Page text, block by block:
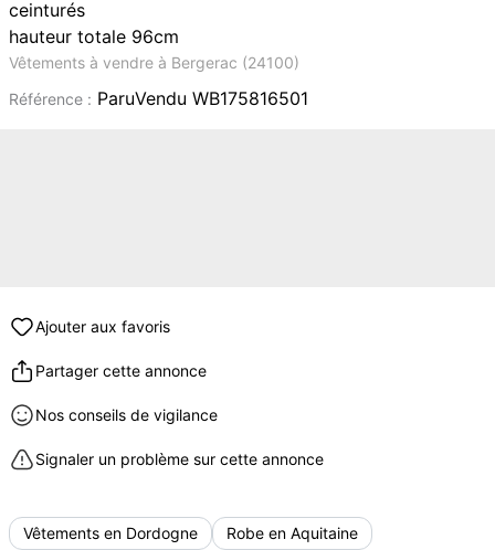
ceinturés
hauteur totale 96cm
Vêtements à vendre à Bergerac (24100)
Référence : ParuVendu WB175816501
Ajouter aux favoris
Partager cette annonce
Nos conseils de vigilance
Signaler un problème sur cette annonce
Vêtements en Dordogne Robe en Aquitaine